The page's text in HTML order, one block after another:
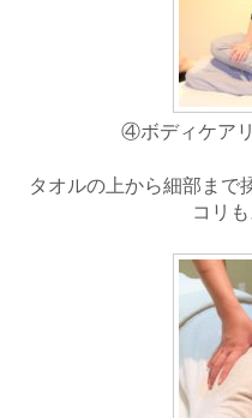
④ボディケア
タオルの上から細部まで
コリ